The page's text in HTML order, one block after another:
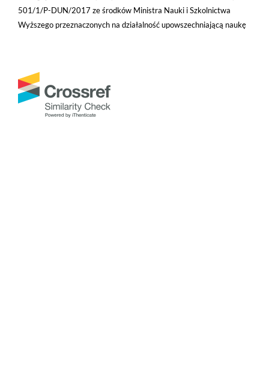
501/1/P-DUN/2017 ze środków Ministra Nauki i Szkolnictwa
Wyższego przeznaczonych na działalność upowszechniającą naukę